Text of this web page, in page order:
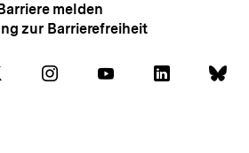
melden
zur Barrierefreiheit
Folgen
Auf
Folgen Folgen